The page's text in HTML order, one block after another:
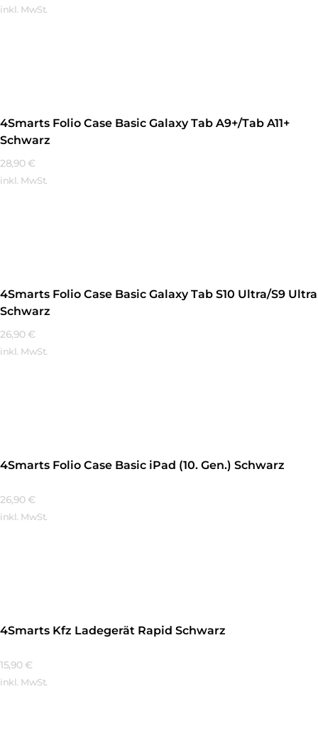
inkl. MwSt.
4Smarts Folio Case Basic Galaxy Tab A9+/Tab A11+
Schwarz
28,90 €
inkl. MwSt.
4Smarts Folio Case Basic Galaxy Tab S10 Ultra/S9 Ultra
Schwarz
26,90 €
inkl. MwSt.
4Smarts Folio Case Basic iPad (10. Gen.) Schwarz
26,90 €
inkl. MwSt.
4Smarts Kfz Ladegerät Rapid Schwarz
15,90 €
inkl. MwSt.